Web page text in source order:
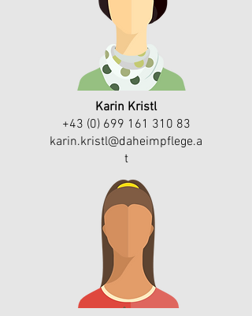
Karin Kristl
+43 (0) 699 161 310 83
karin.kristl@daheimpflege.a
t